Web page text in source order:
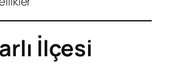
İlçesi